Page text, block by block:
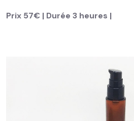
Prix 57€ | Durée 3 heures |